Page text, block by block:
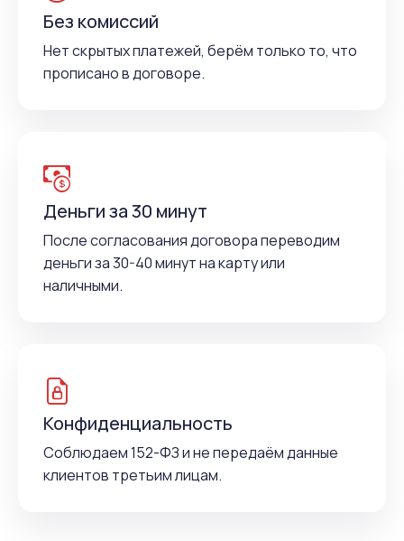
Без комиссий
Нет скрытых платежей, берём только то, что
прописано в договоре.
Деньги за 30 минут
После согласования договора переводим
деньги за 30-40 минут на карту или
наличными.
Конфиденциальность
Соблюдаем 152-ФЗ и не передаём данные
клиентов третьим лицам.